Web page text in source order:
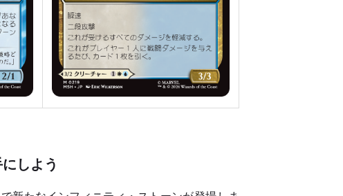
しよう